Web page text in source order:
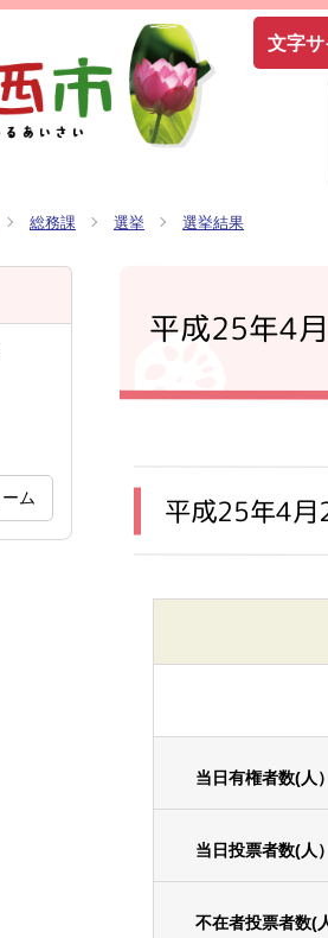
文字
総務課 選挙 選挙結果
平成25年4
平成25年4
当日有権者数(人）
当日投票者数(人）
不在者投票者数(
ム